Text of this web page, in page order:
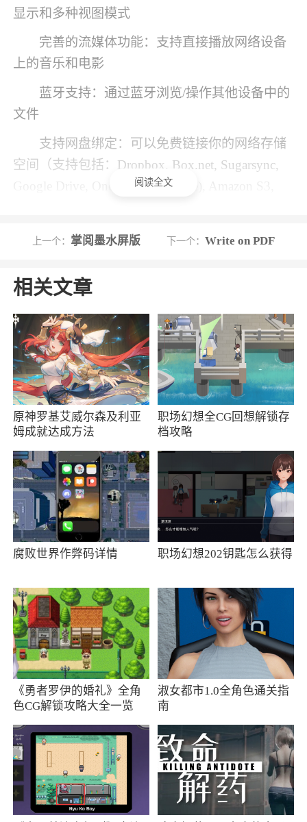
显示和多种视图模式
完善的流媒体功能：支持直接播放网络设备
上的音乐和电影
蓝牙支持：通过蓝牙浏览/操作其他设备中的
文件
支持网盘绑定：可以免费链接你的网络存储
空间（支持包括：Dropbox, Box.net, Sugarsync,
Google Drive, OneDrive(SkyDrive), Amazon S3,
智能充电：充电时，SD卡状态和实时新文件
多语言支持：支持英语、俄语、日语、韩
语、匈牙利语、乌克兰语、坦米尔语、加泰隆尼
亚语、土耳其语、立陶宛语、葡萄牙语，以及更
多……
软件特色
全球下载量超过3亿次，可以说是文件管理领
域的顶级品牌。此外，该软件允许用户查看压缩
文件的内容、播放视频和音频文件、查看系统隐
藏文件等。它具有紧凑、强大、实用的特点，支
持汽车信息娱乐系统和局域网上的文件管理，使
其特别简单和用户友好。编辑器为您带来的是ES
功能
小编评价
1、支持在汽车和局域网上管理文件，使汽车
上的文件管理更加简单和用户友好，而且完美适
应各种车型的导航系统，为您带来全新的文件管
理体验；感兴趣的朋友，请快快点击下载吧
2、拥有安卓系统最强大好用的文件管理功
能，完美适配各种车型的导航系统带给你全新的
文件管理体验
阅读全文
上一个： 掌阅墨水屏版 下一个：Write on PDF
相关文章
原神罗基艾威尔森及利亚
姆成就达成方法
职场幻想全CG回想解锁存
档攻略
腐败世界作弊码详情 职场幻想202钥匙怎么获得
《勇者罗伊的婚礼》全角
色CG解锁攻略大全一览
淑女都市1.0全角色通关指
南